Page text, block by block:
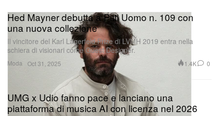
Moda
Hed Mayner debutta a Pitti Uomo n. 109 con
una nuova collezione
Il vincitore del Karl Lagerfeld Prize di LVMH 2019 entra nella
schiera di visionari come Guest Designer.
Oct 31, 2025 1.4K 0
UMG x Udio fanno pace e lanciano una
piattaforma di musica AI con licenza nel 2026